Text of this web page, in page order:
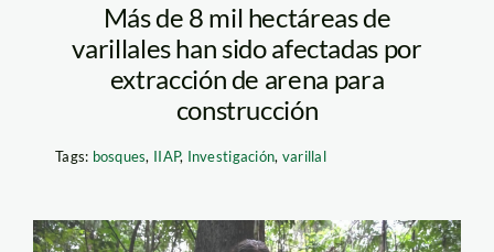
Más de 8 mil hectáreas de
varillales han sido afectadas por
extracción de arena para
construcción
Tags: bosques, IIAP, Investigación, varillal